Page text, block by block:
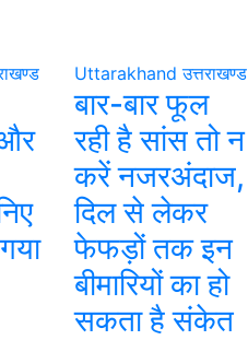
Uttarakhand उत्तराखण्ड
बार-बार फूल
रही है सांस तो न
करें नजरअंदाज,
दिल से लेकर
फेफड़ों तक इन
बीमारियों का हो
सकता है संकेत